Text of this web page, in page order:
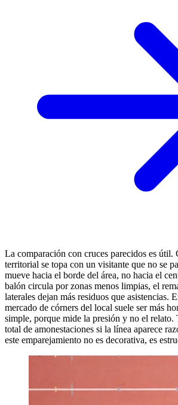
La comparación con cruces parecidos es
territorial se topa con un visitante que no se
mueve hacia el borde del área, no hacia el
balón circula por zonas menos limpias, el
laterales dejan más residuos que asistencias.
mercado de córners del local suele ser más
simple, porque mide la presión y no el relato.
total de amonestaciones si la línea aparece
este emparejamiento no es decorativa, es